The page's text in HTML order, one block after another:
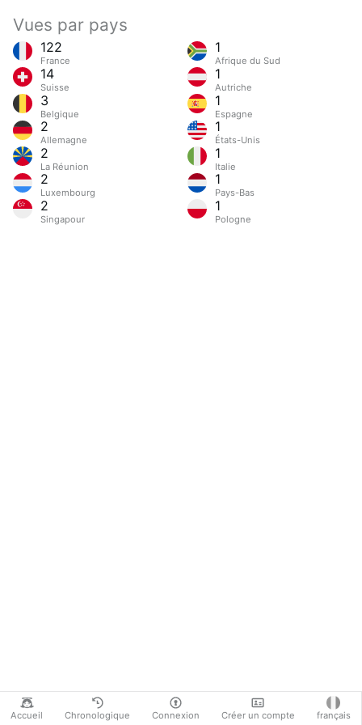
Accueil Chronologique Connexion Créer un compte français
Vues par pays
122
France
14
Suisse
3
Belgique
2
Allemagne
2
La Réunion
2
Luxembourg
2
Singapour
1
Afrique du Sud
1
Autriche
1
Espagne
1
États-Unis
1
Italie
1
Pays-Bas
1
Pologne